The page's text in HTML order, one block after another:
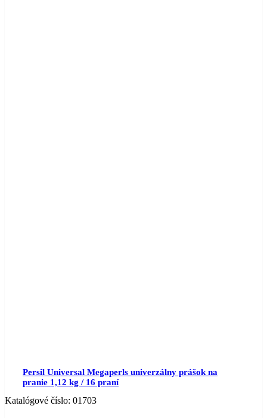
Persil Universal Megaperls univerzálny prášok na
pranie 1,12 kg / 16 praní
Katalógové číslo: 01703